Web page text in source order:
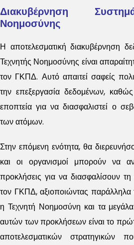
Διακυβέρνηση
Νοημοσύνης
Η αποτελεσματική διακυβέρνηση
Τεχνητής Νοημοσύνης είναι
τον ΓΚΠΔ. Αυτό απαιτεί σαφείς
την επεξεργασία δεδομένων,
εποπτεία για να διασφαλιστεί ο
των ατόμων.
Στην επόμενη ενότητα, θα
και οι οργανισμοί μπορούν να
προκλήσεις για να διασφαλίσουν
τον ΓΚΠΔ, αξιοποιώντας
η Τεχνητή Νοημοσύνη και τα
αυτών των προκλήσεων είναι το
αποτελεσματικών στρατηγικών